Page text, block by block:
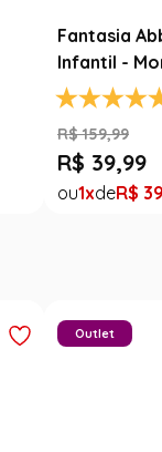
Fantasia
Infantil -
R$ 159,99
R$ 39,99
1 R$
Outlet